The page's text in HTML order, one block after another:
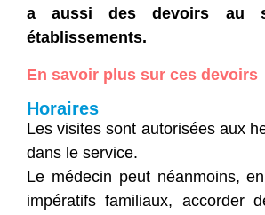
a aussi des devoirs au
établissements.
En savoir plus sur ces devoirs
Horaires
Les visites sont autorisées aux
dans le service.
Le médecin peut néanmoins,
impératifs familiaux, accorder